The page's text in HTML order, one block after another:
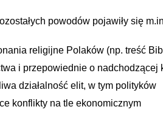
powodów pojawiły się
religijne Polaków (np. treść
i przepowiednie o nadchodzącej
działalność elit, w tym polityków
konflikty na tle ekonomicznym